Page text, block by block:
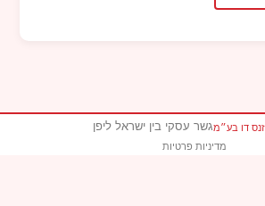
דו בע״מגשר עסקי בין ישראל ליפן
מדיניות פרטיות